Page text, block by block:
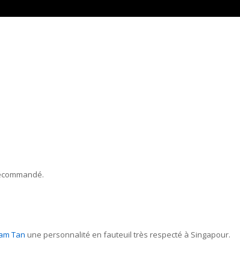
Tan une personnalité en fauteuil très respecté à Singapour.